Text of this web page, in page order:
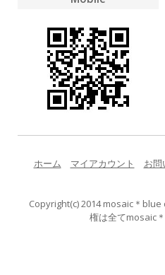
ホーム マイアカウント お問
Copyright(c) 2014 mosaic＊blue
権は全てmosaic